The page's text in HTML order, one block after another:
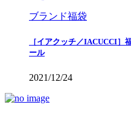
ブランド福袋
［イアクッチ／IACUCCI］
ール
2021/12/24